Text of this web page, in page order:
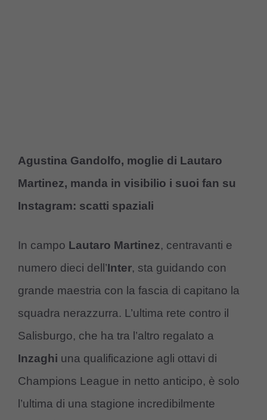
Agustina Gandolfo, moglie di Lautaro
Martinez, manda in visibilio i suoi fan su
Instagram: scatti spaziali
In campo Lautaro Martinez, centravanti e
numero dieci dell’Inter, sta guidando con
grande maestria con la fascia di capitano la
squadra nerazzurra. L’ultima rete contro il
Salisburgo, che ha tra l’altro regalato a
Inzaghi una qualificazione agli ottavi di
Champions League in netto anticipo, è solo
l’ultima di una stagione incredibilmente